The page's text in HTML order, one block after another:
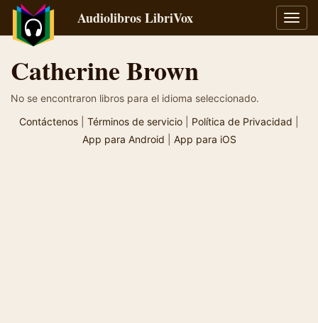
Audiolibros LibriVox
Catherine Brown
No se encontraron libros para el idioma seleccionado.
Contáctenos
Términos de servicio Política de Privacidad
App para Android
App para iOS